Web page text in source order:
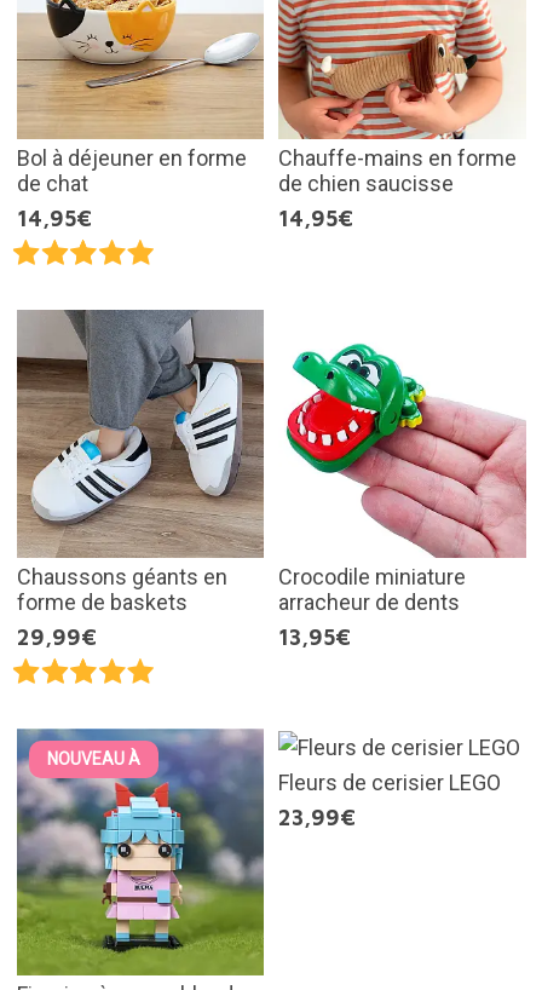
Bol à déjeuner en forme
de chat
14,95€
Chauffe-mains en forme
de chien saucisse
14,95€
Chaussons géants en
forme de baskets
29,99€
Crocodile miniature
arracheur de dents
13,95€
NOUVEAU À
Fleurs de cerisier LEGO
23,99€